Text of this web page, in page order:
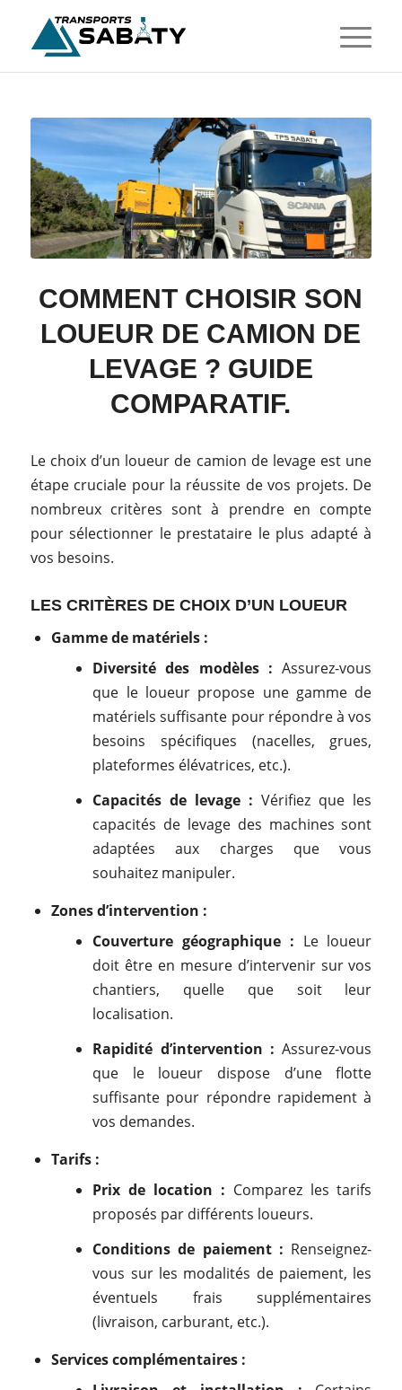
COMMENT CHOISIR SON
LOUEUR DE CAMION DE
LEVAGE ? GUIDE
COMPARATIF.
Le choix d’un loueur de camion de levage est une
étape cruciale pour la réussite de vos projets. De
nombreux critères sont à prendre en compte
pour sélectionner le prestataire le plus adapté à
vos besoins.
LES CRITÈRES DE CHOIX D’UN LOUEUR
Gamme de matériels :
Diversité des modèles : Assurez-vous
que le loueur propose une gamme de
matériels suffisante pour répondre à vos
besoins spécifiques (nacelles, grues,
plateformes élévatrices, etc.).
Capacités de levage : Vérifiez que les
capacités de levage des machines sont
adaptées aux charges que vous
souhaitez manipuler.
Zones d’intervention :
Couverture géographique : Le loueur
doit être en mesure d’intervenir sur vos
chantiers, quelle que soit leur
localisation.
Rapidité d’intervention : Assurez-vous
que le loueur dispose d’une flotte
suffisante pour répondre rapidement à
vos demandes.
Tarifs :
Prix de location : Comparez les tarifs
proposés par différents loueurs.
Conditions de paiement : Renseignez-
vous sur les modalités de paiement, les
éventuels frais supplémentaires
(livraison, carburant, etc.).
Services complémentaires :